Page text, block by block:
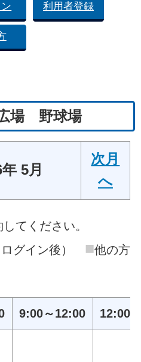
利用者登録
場 野球場
5月
次月
へ
てください。
ログイン後） ■他の方
9:00～12:00 12:00